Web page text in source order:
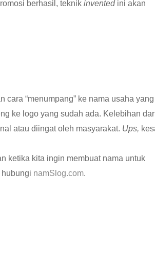
berhasil, teknik inventedini akan
“menumpang” ke nama usaha yang
ke logo yang sudah ada. Kelebihan
atau diingat oleh masyarakat. Ups,
ketika kita ingin membuat nama untuk
namSlog.com.